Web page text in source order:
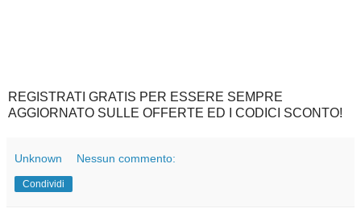
REGISTRATI GRATIS PER ESSERE SEMPRE
AGGIORNATO SULLE OFFERTE ED I CODICI SCONTO!
Unknown Nessun commento:
Condividi